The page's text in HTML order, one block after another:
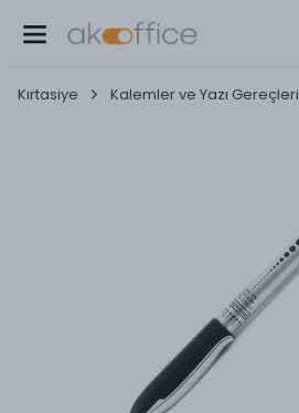
Kırtasiye Kalemler ve Yazı Gereçleri